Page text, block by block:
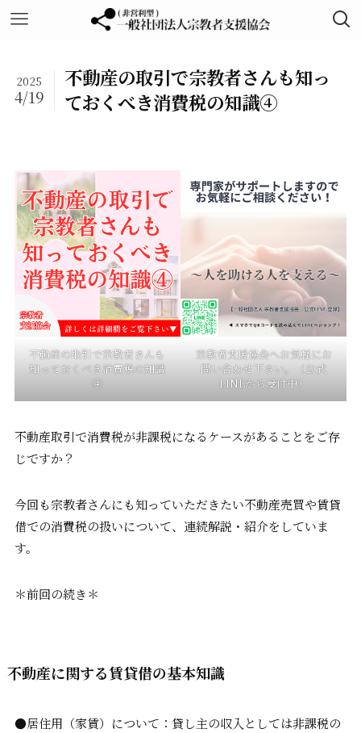
不動産の取引で宗教者さんも知っ
ておくべき消費税の知識④
2025
4/19
不動産の取引で宗教者さんも
知っておくべき消費税の知識
④
宗教者支援協会へお気軽にお
問い合わせ下さい。（公式
LINEから受付中）
不動産取引で消費税が非課税になるケースがあることをご存
じですか？
今回も宗教者さんにも知っていただきたい不動産売買や賃貸
借での消費税の扱いについて、連続解説・紹介をしていま
す。
＊前回の続き＊
不動産に関する賃貸借の基本知識
●居住用（家賃）について：貸し主の収入としては非課税の